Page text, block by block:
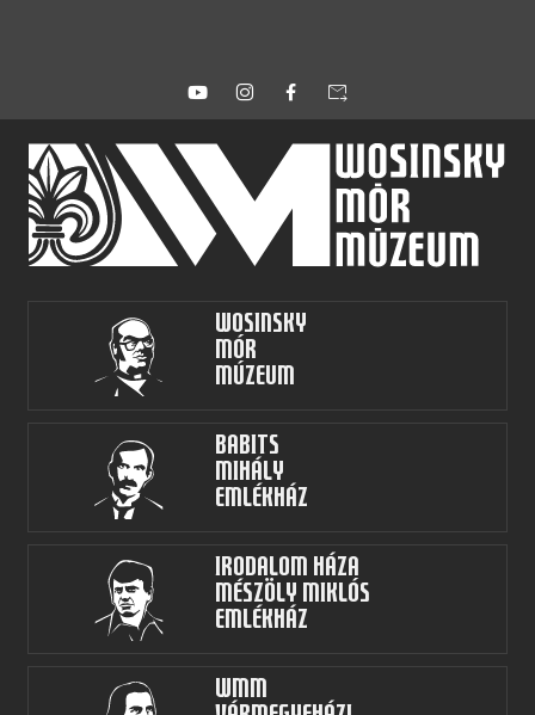
forward_to_inbox
Wosinsky
Mór
Múzeum
Babits
Mihály
Emlékház
Irodalom Háza
Mészöly Miklós
Emlékház
WMM